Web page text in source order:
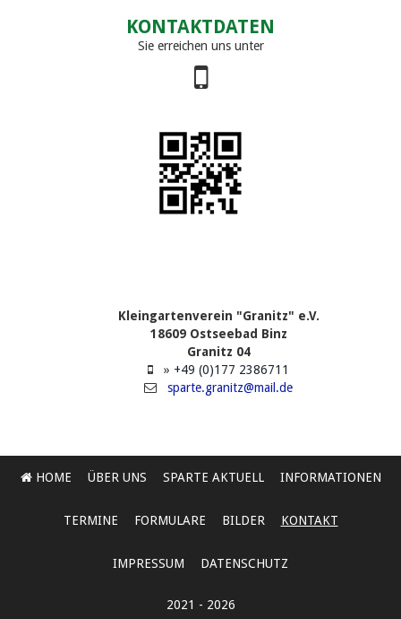
KONTAKTDATEN
Sie erreichen uns unter
Kleingartenverein "Granitz" e.V.
18609 Ostseebad Binz
Granitz 04
» +49 (0)177 2386711
sparte.granitz@mail.de
HOME ÜBER UNS SPARTE AKTUELL INFORMATIONEN
TERMINE FORMULARE BILDER KONTAKT
IMPRESSUM DATENSCHUTZ
2021 - 2026